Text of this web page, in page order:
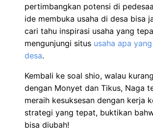
pertimbangkan potensi di
ide membuka usaha di desa bisa
cari tahu inspirasi usaha yang
mengunjungi situs usaha apa
desa.
Kembali ke soal shio, walau
dengan Monyet dan Tikus, Naga
meraih kesuksesan dengan kerja
strategi yang tepat, buktikan
bisa diubah!